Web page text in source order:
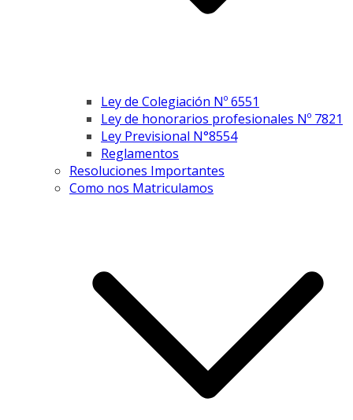
Ley de Colegiación Nº 6551
Ley de honorarios profesionales Nº 7821
Ley Previsional N°8554
Reglamentos
Resoluciones Importantes
Como nos Matriculamos